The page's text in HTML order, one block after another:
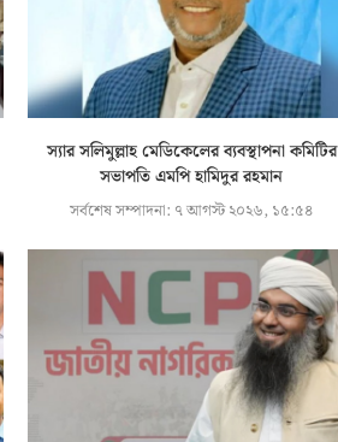
স্যার সলিমুল্লাহ মেডিকেলের ব্যবস্থাপনা কমিটির
সভাপতি এমপি হামিদুর রহমান
সর্বশেষ সম্পাদনা: ৭ আগস্ট ২০২৬, ১৫:৫৪